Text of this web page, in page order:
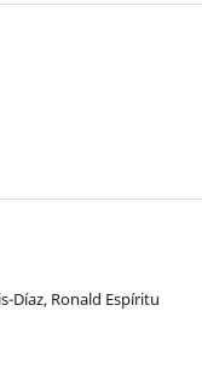
Díaz, Ronald Espíritu